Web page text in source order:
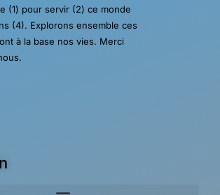
(1) pour servir (2) ce monde
(4). Explorons ensemble ces
à la base nos vies. Merci